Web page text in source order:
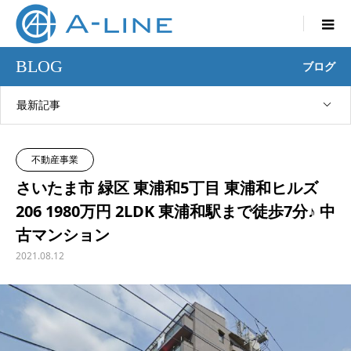
BLOG ブログ
最新記事
不動産事業
さいたま市 緑区 東浦和5丁目 東浦和ヒルズ
206 1980万円 2LDK 東浦和駅まで徒歩7分♪ 中
古マンション
2021.08.12